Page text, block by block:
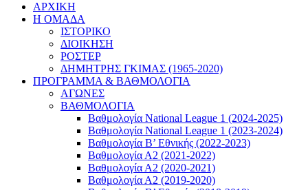
ΑΡΧΙΚΗ
Η ΟΜΑΔΑ
ΙΣΤΟΡΙΚΟ
ΔΙΟΙΚΗΣΗ
ΡΟΣΤΕΡ
ΔΗΜΗΤΡΗΣ ΓΚΙΜΑΣ (1965-2020)
ΠΡΟΓΡΑΜΜΑ & ΒΑΘΜΟΛΟΓΙΑ
ΑΓΩΝΕΣ
ΒΑΘΜΟΛΟΓΙΑ
Βαθμολογία National League 1 (2024-2025)
Βαθμολογία National League 1 (2023-2024)
Βαθμολογία Β’ Εθνικής (2022-2023)
Βαθμολογία Α2 (2021-2022)
Βαθμολογία Α2 (2020-2021)
Βαθμολογία Α2 (2019-2020)